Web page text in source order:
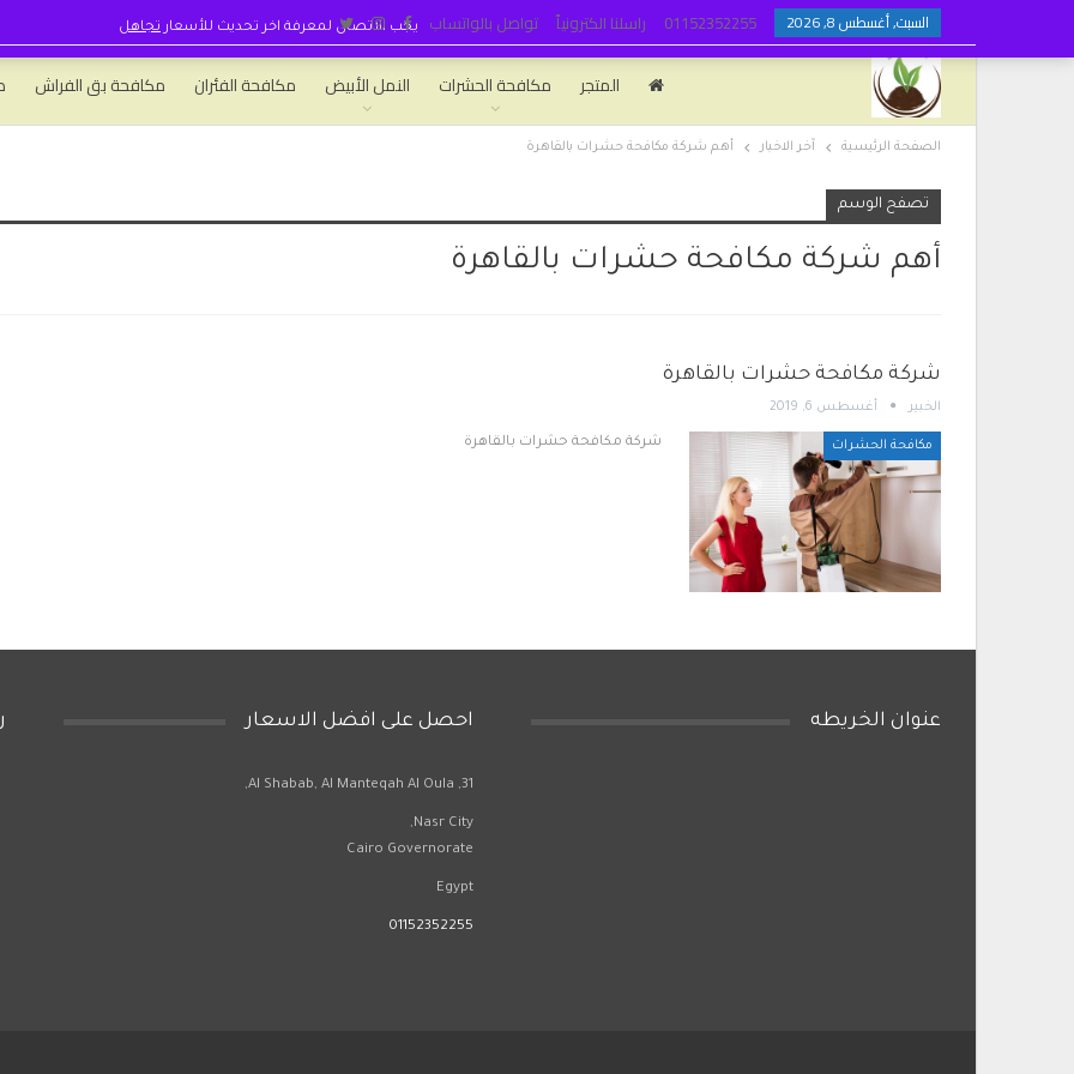
السبت, أغسطس 8, 2026 01152352255 راسلنا الكترونياً تواصل بالواتساب
المتجر مكافحة الحشرات النمل الأبيض مكافحة الفئران مكافحة بق الفراش
الصفحة الرئيسية آخر الاخبار أهم شركة مكافحة حشرات بالقاهرة
تصفح الوسم
أهم شركة مكافحة حشرات بالقاهرة
شركة مكافحة حشرات بالقاهرة
الخبير أغسطس 6, 2019
مكافحة الحشرات شركة مكافحة حشرات بالقاهرة
عنوان الخريطه احصل على افضل الاسعار
31, Al Shabab, Al Manteqah Al Oula,
Nasr City,
Cairo Governorate
Egypt
01152352255
يجب الاتصال لمعرفة اخر تحديث للأسعار تجاهل